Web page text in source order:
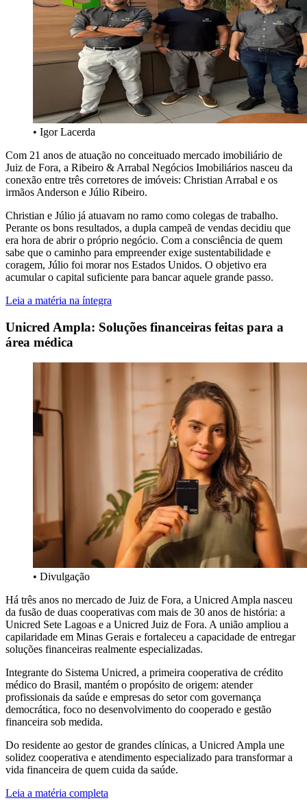
• Igor Lacerda
Com 21 anos de atuação no conceituado mercado imobiliário de
Juiz de Fora, a Ribeiro & Arrabal Negócios Imobiliários nasceu da
conexão entre três corretores de imóveis: Christian Arrabal e os
irmãos Anderson e Júlio Ribeiro.
Christian e Júlio já atuavam no ramo como colegas de trabalho.
Perante os bons resultados, a dupla campeã de vendas decidiu que
era hora de abrir o próprio negócio. Com a consciência de quem
sabe que o caminho para empreender exige sustentabilidade e
coragem, Júlio foi morar nos Estados Unidos. O objetivo era
acumular o capital suficiente para bancar aquele grande passo.
Leia a matéria na íntegra
Unicred Ampla: Soluções financeiras feitas para a
área médica
• Divulgação
Há três anos no mercado de Juiz de Fora, a Unicred Ampla nasceu
da fusão de duas cooperativas com mais de 30 anos de história: a
Unicred Sete Lagoas e a Unicred Juiz de Fora. A união ampliou a
capilaridade em Minas Gerais e fortaleceu a capacidade de entregar
soluções financeiras realmente especializadas.
Integrante do Sistema Unicred, a primeira cooperativa de crédito
médico do Brasil, mantém o propósito de origem: atender
profissionais da saúde e empresas do setor com governança
democrática, foco no desenvolvimento do cooperado e gestão
financeira sob medida.
Do residente ao gestor de grandes clínicas, a Unicred Ampla une
solidez cooperativa e atendimento especializado para transformar a
vida financeira de quem cuida da saúde.
Leia a matéria completa